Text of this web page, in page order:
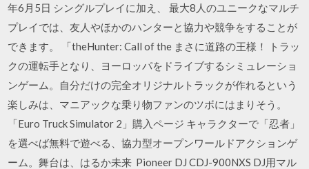
年6月5日 シングルプレイに加え、 最大8人のユニークなマルチ
プレイでは、友人やほかのハンターと協力や競争をすることが
できます。 「theHunter: Call of the まさに道路の王様！ トラッ
クの運転手となり、ヨーロッパをドライブするシミュレーショ
ンゲーム。自分だけの完全オリジナルトラックが作れるという
楽しみは、マニアックな乗り物ファンのツボにはまりそう。
「Euro Truck Simulator 2」購入ページ キャラクターで「忍者」
を選べば無料で遊べる、協力型オープンワールドアクションゲ
ーム。舞台は、はるか未来 Pioneer DJ CDJ-900NXS DJ用マル